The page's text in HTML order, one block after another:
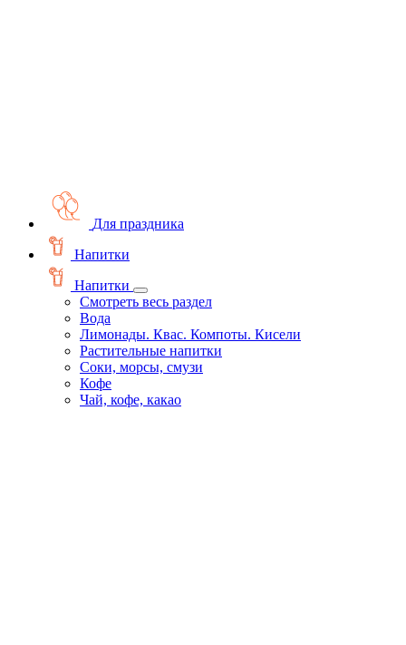
Для праздника
Напитки
Напитки
Смотреть весь раздел
Вода
Лимонады. Квас. Компоты. Кисели
Растительные напитки
Соки, морсы, смузи
Кофе
Чай, кофе, какао